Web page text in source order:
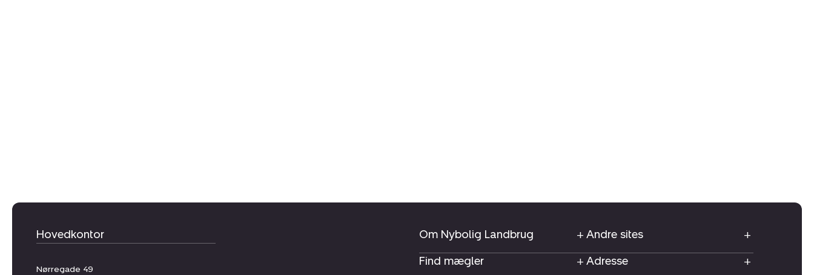
Hovedkontor
Nørregade 49
Om Nybolig Landbrug
Andre sites
Find mægler
Adresse